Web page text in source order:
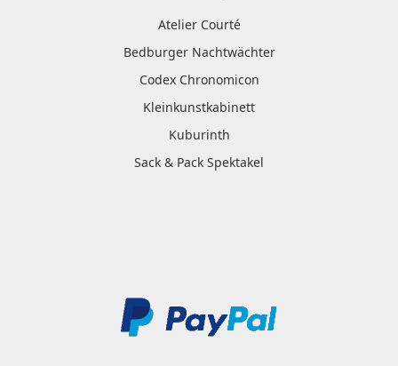
Atelier Courté
Bedburger Nachtwächter
Codex Chronomicon
Kleinkunstkabinett
Kuburinth
Sack & Pack Spektakel